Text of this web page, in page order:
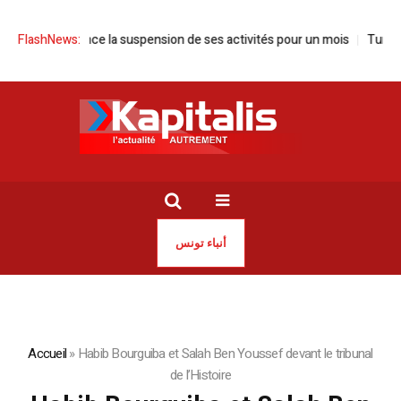
FlashNews:
annonce la suspension de ses activités pour un mois Tunisie |
أنباء تونس
Accueil»Habib Bourguiba et Salah Ben Youssef devant le tribunal
de l’Histoire